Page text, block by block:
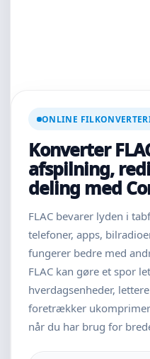
ONLINE
Konverter
afspilning,
deling med
FLAC bevarer lyden i
telefoner, apps,
fungerer bedre med
FLAC kan gøre et spor
hverdagsenheder,
foretrækker
når du har brug for